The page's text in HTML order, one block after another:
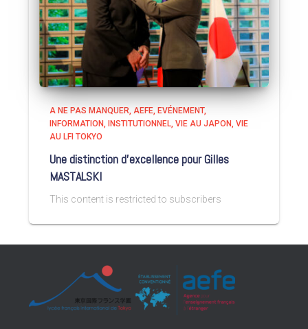
A NE PAS MANQUER AEFE EVÉNEMENT
INFORMATION
INSTITUTIONNEL VIE AU JAPON VIE
AU LFI TOKYO
Une distinction d’excellence pour Gilles
MASTALSKI
This content is restricted to subscribers